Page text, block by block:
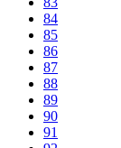
84
85
86
87
88
89
90
91